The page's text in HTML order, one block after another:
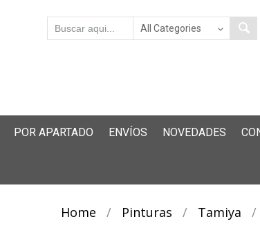
POR APARTADO ENVÍOS NOVEDADES
Home / Pinturas / Tamiya /